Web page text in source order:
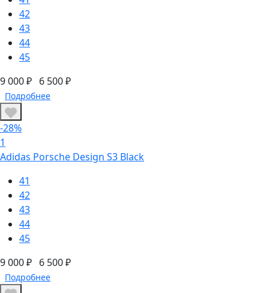
42
43
44
45
9 000 ₽ 6 500 ₽
Подробнее
-28%
1
Adidas Porsche Design S3 Black
41
42
43
44
45
9 000 ₽ 6 500 ₽
Подробнее